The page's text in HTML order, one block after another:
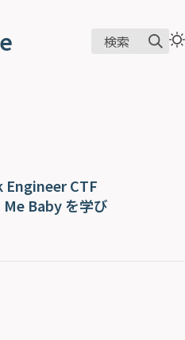
検索
Engineer CTF
Baby を学び